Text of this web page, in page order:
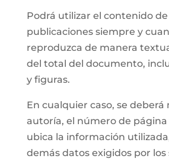
Podrá utilizar el contenido de
publicaciones siempre y
reproduzca de manera
del total del documento,
y figuras.
En cualquier caso, se deberá
autoría, el número de página
ubica la información
demás datos exigidos por los